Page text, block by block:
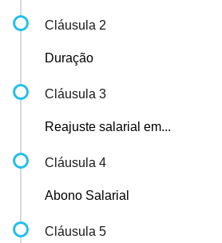
Cláusula 2
Duração
Cláusula 3
Reajuste salarial em...
Cláusula 4
Abono Salarial
Cláusula 5